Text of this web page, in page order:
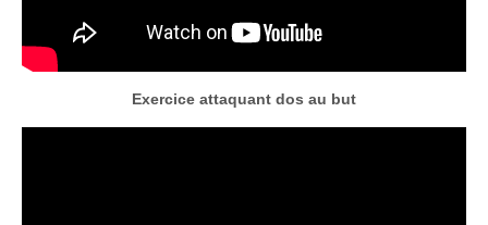
Exercice attaquant dos au but